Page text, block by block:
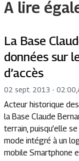
A lire
La Base
données sur
d’accès
02 sept. 2013 - 02:00
Acteur historique
la Base Claude
terrain, puisqu’elle
mode intégré à un
mobile Smartphone